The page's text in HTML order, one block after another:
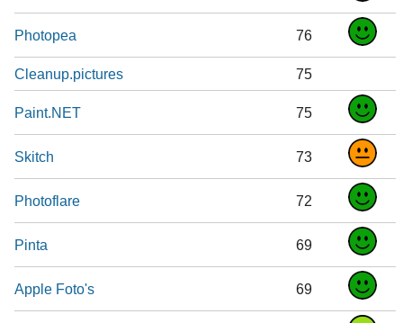
Photopea 76
Cleanup.pictures 75
Paint.NET 75
Skitch 73
Photoflare 72
Pinta 69
Apple Foto's 69